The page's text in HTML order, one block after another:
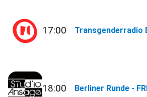
17:00 Transgenderradio
18:00 Berliner Runde -